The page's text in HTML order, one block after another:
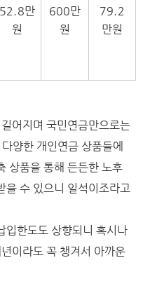
52.8만
원
600만
원
79.2
만원
어지며 국민연금만으로는
양한 개인연금 상품들에
상품을 통해 든든한 노후
을 수 있으니 일석이조라고
입한도도 상향되니 혹시나
이라도 꼭 챙겨서 아까운